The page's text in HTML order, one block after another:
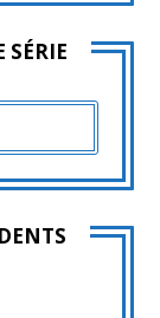
SÉRIE